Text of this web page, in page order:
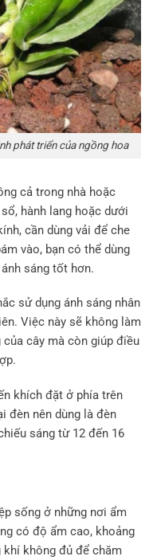
phát triển của ngồng hoa
cả trong nhà hoặc
hành lang hoặc dưới
cần dùng vải để che
vào, bạn có thể dùng
sáng tốt hơn.
sử dụng ánh sáng nhân
Việc này sẽ không làm
cây mà còn giúp điều
khích đặt ở phía trên
đèn nên dùng là đèn
sáng từ 12 đến 16
sống ở những nơi ẩm
có độ ẩm cao, khoảng
khí không đủ để chăm